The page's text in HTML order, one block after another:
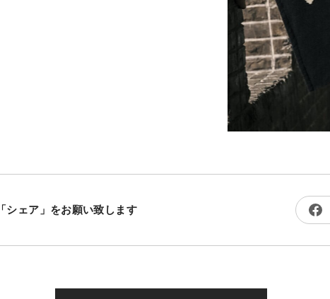
「シェア」をお願い致します